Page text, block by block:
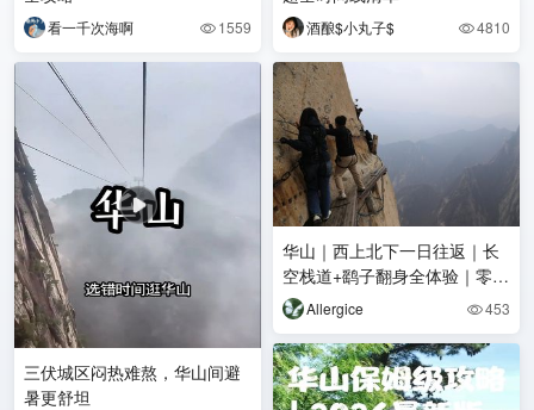
看一千次海啊  1559
三伏城区闷热难熬，华山间避
暑更舒坦
酒酿$小丸子$ 4810
华山｜西上北下一日往返｜长
空栈道+鹞子翻身全体验｜零锻
炼新手Allergice 453